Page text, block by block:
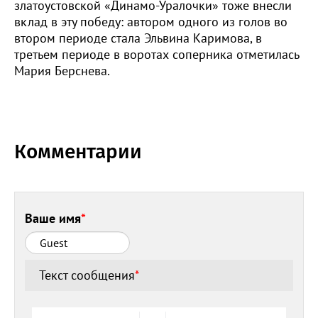
златоустовской «Динамо-Уралочки» тоже внесли
вклад в эту победу: автором одного из голов во
втором периоде стала Эльвина Каримова, в
третьем периоде в воротах соперника отметилась
Мария Берснева.
Комментарии
Ваше имя*
Текст сообщения*